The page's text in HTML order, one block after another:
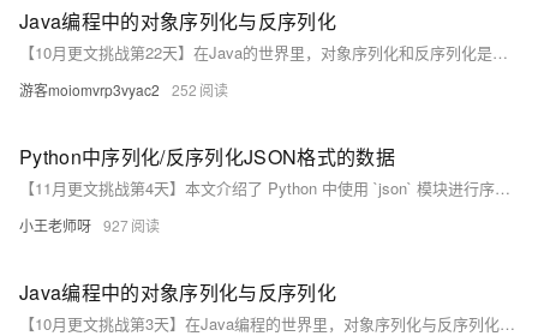
Java编程中的对象序列化与反序列化
【10月更文挑战第22天】在Java的世界里，对象序列化和反序列化是数据持久化和网络传输的关键技术。本文将带你了解如何在Java中实现对象的序列化与反序列化，并探讨其背后的原理。通过实际代码示例，我们将一步步展示如何将复杂数据结构转换为字节流，以及如何将这些字节流还原为Java对象。文章还将讨论在使用序列化时应注意的安全性问题，以确保你的应用程序既高效又安全。
游客moiomvrp3vyac2 252
Python中序列化/反序列化JSON格式的数据
【11月更文挑战第4天】本文介绍了 Python 中使用 `json` 模块进行序列化和反序列化的操作。序列化是指将 Python 对象（如字典、列表）转换为 JSON 字符串，主要使用 `json.dumps` 方法。示例包括基本的字典和列表序列化，以及自定义类的序列化。反序列化则是将 JSON 字符串转换回 Python 对象，使用 `json.loads` 方法。文中还提供了具体的代码示例，展示了如何处理不同类型的 Python 对象。
小王老师呀 927
Java编程中的对象序列化与反序列化
【10月更文挑战第3天】在Java编程的世界里，对象序列化与反序列化是实现数据持久化和网络传输的关键技术。本文将深入探讨Java序列化的原理、应用场景以及如何通过代码示例实现对象的序列化与反序列化过程。从基础概念到实践操作，我们将一步步揭示这一技术的魅力所在。